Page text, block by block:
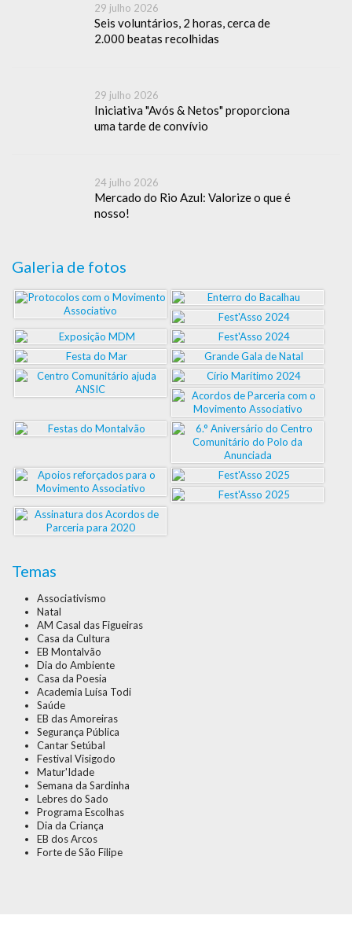
29 julho 2026
Seis voluntários, 2 horas, cerca de
2.000 beatas recolhidas
29 julho 2026
Iniciativa "Avós & Netos" proporciona
uma tarde de convívio
24 julho 2026
Mercado do Rio Azul: Valorize o que é
nosso!
Galeria de fotos
Temas
Associativismo
Natal
AM Casal das Figueiras
Casa da Cultura
EB Montalvão
Dia do Ambiente
Casa da Poesia
Academia Luísa Todi
Saúde
EB das Amoreiras
Segurança Pública
Cantar Setúbal
Festival Visigodo
Matur'Idade
Semana da Sardinha
Lebres do Sado
Programa Escolhas
Dia da Criança
EB dos Arcos
Forte de São Filipe